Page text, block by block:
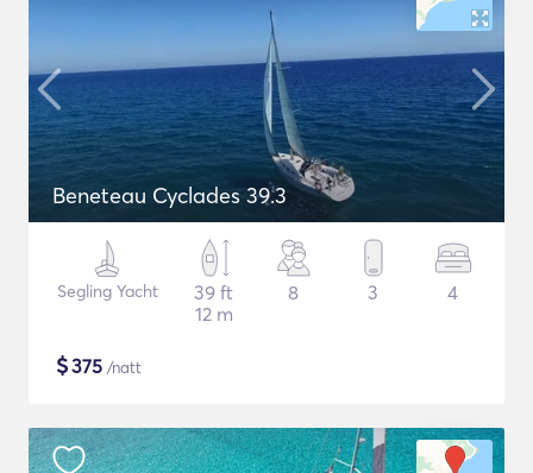
Beneteau Cyclades 39.3
Segling Yacht
39 ft
12 m
8 3 4
$375 /natt